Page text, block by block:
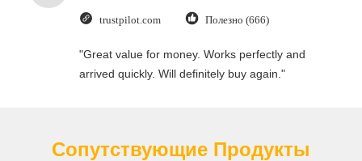
trustpilot.com Полезно (666)
"Great value for money. Works perfectly and
arrived quickly. Will definitely buy again."
Сопутствующие Продукты